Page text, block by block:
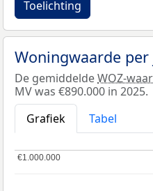
Toelichting
Woningwaarde
De gemiddeldeWOZ-
MV was €890.000 in 2025.
Grafiek
Tabel
€1.000.000
€1.000.000